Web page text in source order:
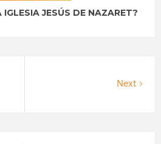
IGLESIA JESÚS DE NAZARET?
Next